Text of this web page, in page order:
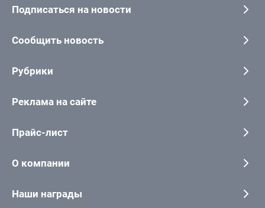
Подписаться на новости
Сообщить новость
Рубрики
Реклама на сайте
Прайс-лист
О компании
Наши награды